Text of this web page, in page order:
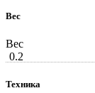
Вес
Вес
0.2
Техника